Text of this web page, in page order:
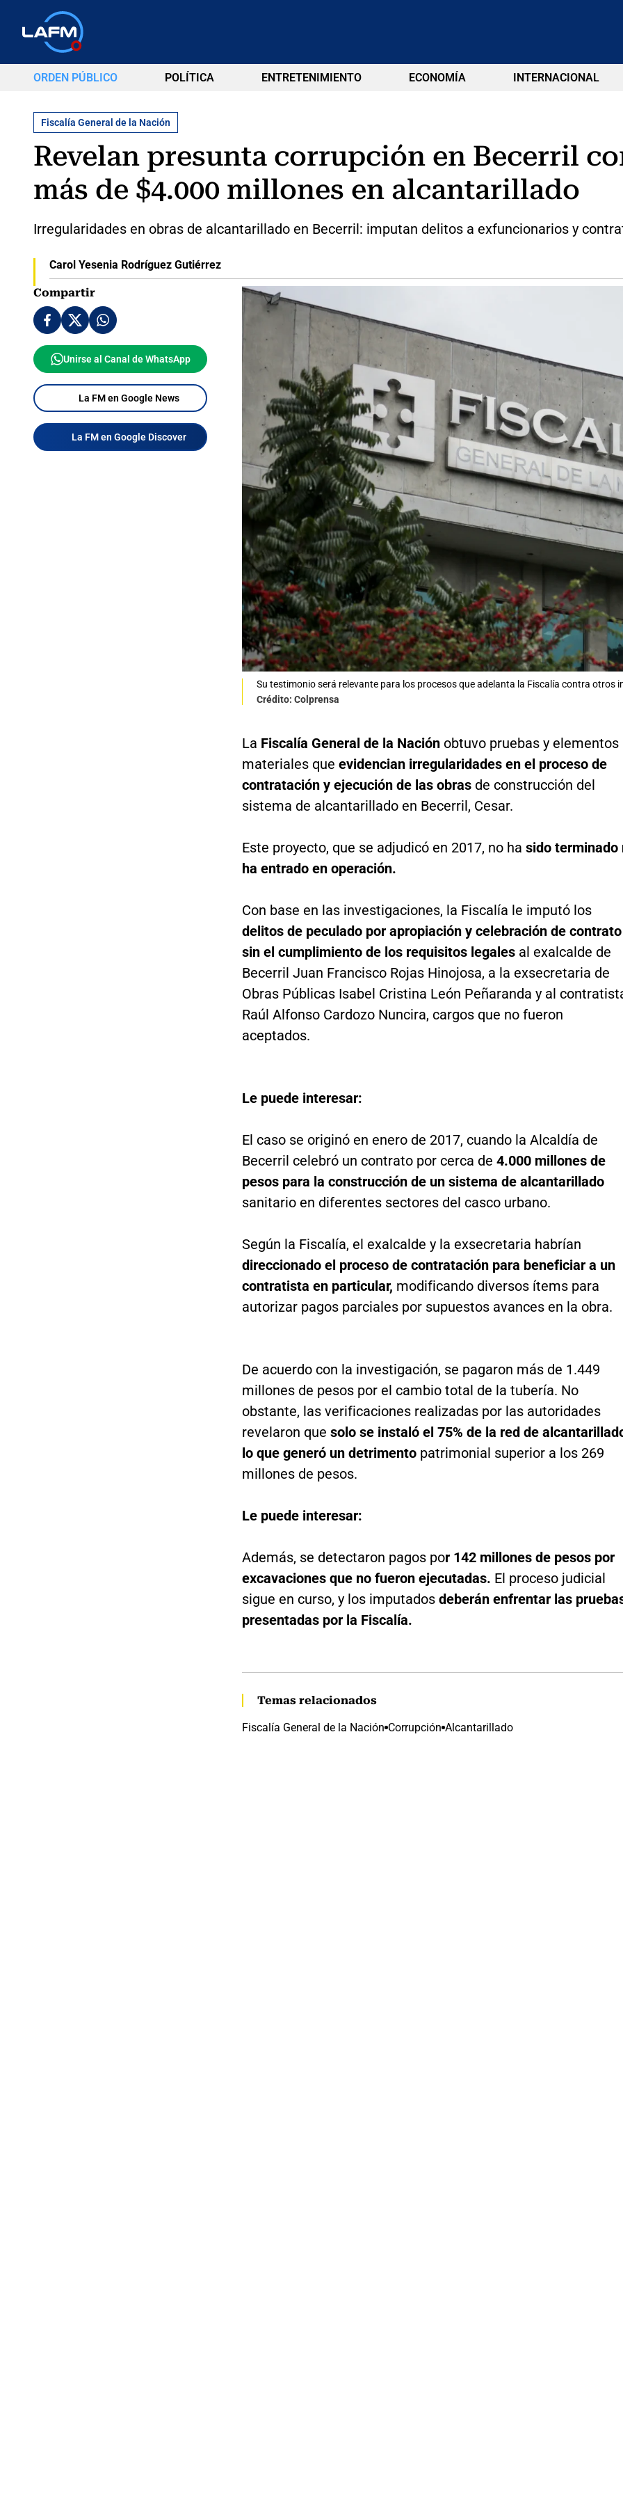
ORDEN PÚBLICO POLÍTICA ENTRETENIMIENTO ECONOMÍA INTERNACIONAL
Fiscalía General de la Nación
Revelan presunta corrupción en Becerril
más de $4.000 millones en alcantarillado
Irregularidades en obras de alcantarillado en Becerril: imputan delitos a exfuncionarios y
Carol Yesenia Rodríguez Gutiérrez
Compartir
Unirse al Canal de WhatsApp
La FM en Google News
La FM en Google Discover
Su testimonio será relevante para los procesos que adelanta la Fiscalía contra otros
Crédito: Colprensa
La Fiscalía General de la Naciónobtuvo pruebas y elementos
materiales que evidencian irregularidades en el proceso de
contratación y ejecución de las obrasde construcción del
sistema de alcantarillado en Becerril, Cesar.
Este proyecto, que se adjudicó en 2017, no ha sido terminado
ha entrado en operación.
Con base en las investigaciones, la Fiscalía le imputó los
delitos de peculado por apropiación y celebración de contrato
sin el cumplimiento de los requisitos legalesal exalcalde de
Becerril Juan Francisco Rojas Hinojosa, a la exsecretaria de
Obras Públicas Isabel Cristina León Peñaranda y al
Raúl Alfonso Cardozo Nuncira, cargos que no fueron
aceptados.
Le puede interesar:
El caso se originó en enero de 2017, cuando la Alcaldía de
Becerril celebró un contrato por cerca de 4.000 millones de
pesos para la construcción de un sistema de alcantarillado
sanitario en diferentes sectores del casco urbano.
Según la Fiscalía, el exalcalde y la exsecretaria habrían
direccionado el proceso de contratación para beneficiar a un
contratista en particular, modificando diversos ítems para
autorizar pagos parciales por supuestos avances en la obra.
De acuerdo con la investigación, se pagaron más de 1.449
millones de pesos por el cambio total de la tubería. No
obstante, las verificaciones realizadas por las autoridades
revelaron que solo se instaló el 75% de la red de
lo que generó un detrimento patrimonial superior a los 269
millones de pesos.
Le puede interesar:
Además, se detectaron pagos por 142 millones de pesos por
excavaciones que no fueron ejecutadas. El proceso judicial
sigue en curso, y los imputados deberán enfrentar las
presentadas por la Fiscalía.
Temas relacionados
Fiscalía General de la Nación Corrupción Alcantarillado